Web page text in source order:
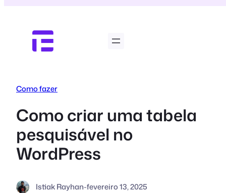
Como fazer
Como criar uma tabela
pesquisável no
WordPress
Istiak Rayhan-fevereiro 13, 2025